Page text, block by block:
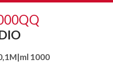
1000